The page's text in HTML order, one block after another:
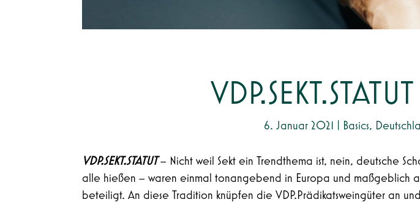
6. Januar 2021 Basics,
VDP.SEKT.STATUT– Nicht weil Sekt ein Trendthema ist, nein, deutsche
alle hießen – waren einmal tonangebend in Europa und maßgeblich
beteiligt. An diese Tradition knüpfen die VDP.Prädikatsweingüter an